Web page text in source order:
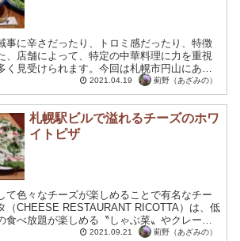
事に辛さだったり、トロミ感だったり、特徴
、店舗によって、特定の中華料理に力を重視
く見受けられます。今回は札幌市円山にある
入れている中華料理屋を訪れてみました。 ...
2021.04.19 薊野（あざみの）
札幌駅ビルで溢れるチーズのホワ
イトピザ
て色々なチーズが楽しめることで有名なチー
（CHEESE RESTAURANT RICOTTA）は、低
食べ放題が楽しめる〝しゃぶ菜〟やクレープ
有名な〝デザート王国...
2021.09.21 薊野（あざみの）